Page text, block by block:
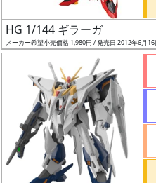
ー
タ
ー
（β）
HG 1/144 ギラーガ
メーカー希望小売価格 1,980円 / 発売日 2012年6月16